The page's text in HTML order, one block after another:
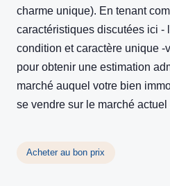
charme unique). En tenant
caractéristiques discutées ici -
condition et caractère unique
pour obtenir une estimation
marché auquel votre bien
se vendre sur le marché actuel
Acheter au bon prix